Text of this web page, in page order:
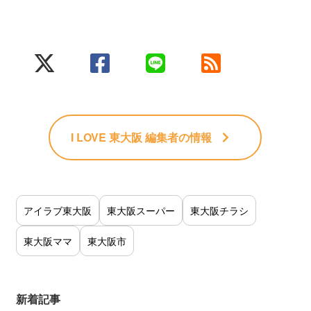
I LOVE 東大阪 編集者の情報
アイラブ東大阪 東大阪スーパー 東大阪チラシ
東大阪ママ 東大阪市
新着記事